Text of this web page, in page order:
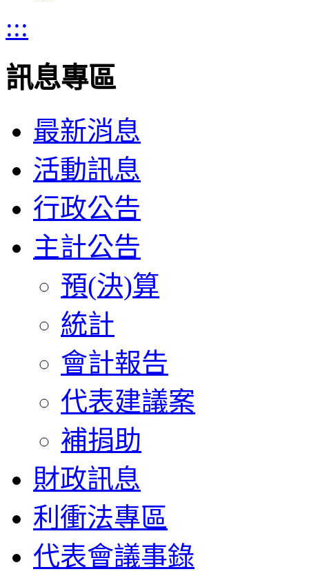
:::
訊息專區
最新消息
活動訊息
行政公告
主計公告
預(決)算
統計
會計報告
代表建議案
補捐助
財政訊息
利衝法專區
代表會議事錄